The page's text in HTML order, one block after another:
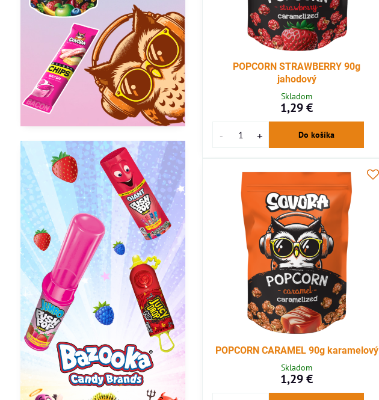
POPCORN STRAWBERRY 90g
jahodový
Skladom
1,29 €
Do košíka
POPCORN CARAMEL 90g karamelový
Skladom
1,29 €